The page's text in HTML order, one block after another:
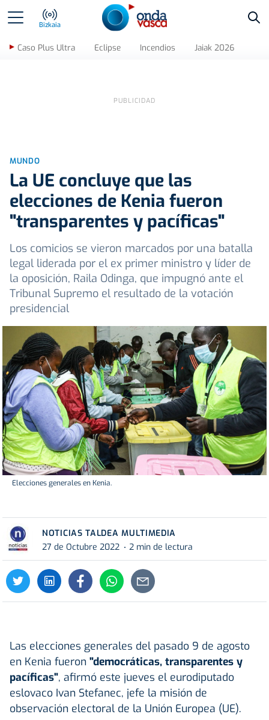
Bizkaia
Caso Plus Ultra Eclipse Incendios Jaiak 2026
MUNDO
La UE concluye que las
elecciones de Kenia fueron
"transparentes y pacíficas"
Los comicios se vieron marcados por una batalla
legal liderada por el ex primer ministro y líder de
la oposición, Raila Odinga, que impugnó ante el
Tribunal Supremo el resultado de la votación
presidencial
Elecciones generales en Kenia.
NOTICIAS TALDEA MULTIMEDIA
27 de Octubre 2022
2 min de lectura
Las elecciones generales del pasado 9 de agosto
en Kenia fueron "democráticas, transparentes y
pacíficas", afirmó este jueves el eurodiputado
eslovaco Ivan Stefanec, jefe la misión de
observación electoral de la Unión Europea (UE).